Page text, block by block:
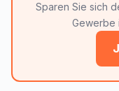
Sparen Sie sich
Gewerbe